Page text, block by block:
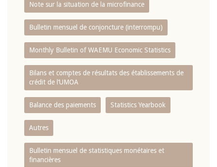
Note sur la situation de la microfinance
Bulletin mensuel de conjoncture (interrompu)
Monthly Bulletin of WAEMU Economic Statistics
Bilans et comptes de résultats des établissements de
crédit de l‘UMOA
Balance des paiements Statistics Yearbook
Autres
Bulletin mensuel de statistiques monétaires et
financières